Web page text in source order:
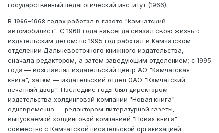
государственный педагогический институт (1966).
В 1966–1968 годах работал в газете "Камчатский
автомобилист". С 1968 года навсегда связал свою жизнь с
издательским делом: по 1995 год работал в Камчатском
отделении Дальневосточного книжного издательства,
сначала редактором, а затем заведующим отделением; с 1995
года — возглавлял издательский центр АО "Камчатская
книга", затем — издательский отдел ОАО "Камчатский
печатный двор". Последние годы был директором
издательства холдинговой компании "Новая книга",
одновременно — редактором литературной газеты,
выпускаемой холдинговой компанией "Новая книга"
совместно с Камчатской писательской организацией.